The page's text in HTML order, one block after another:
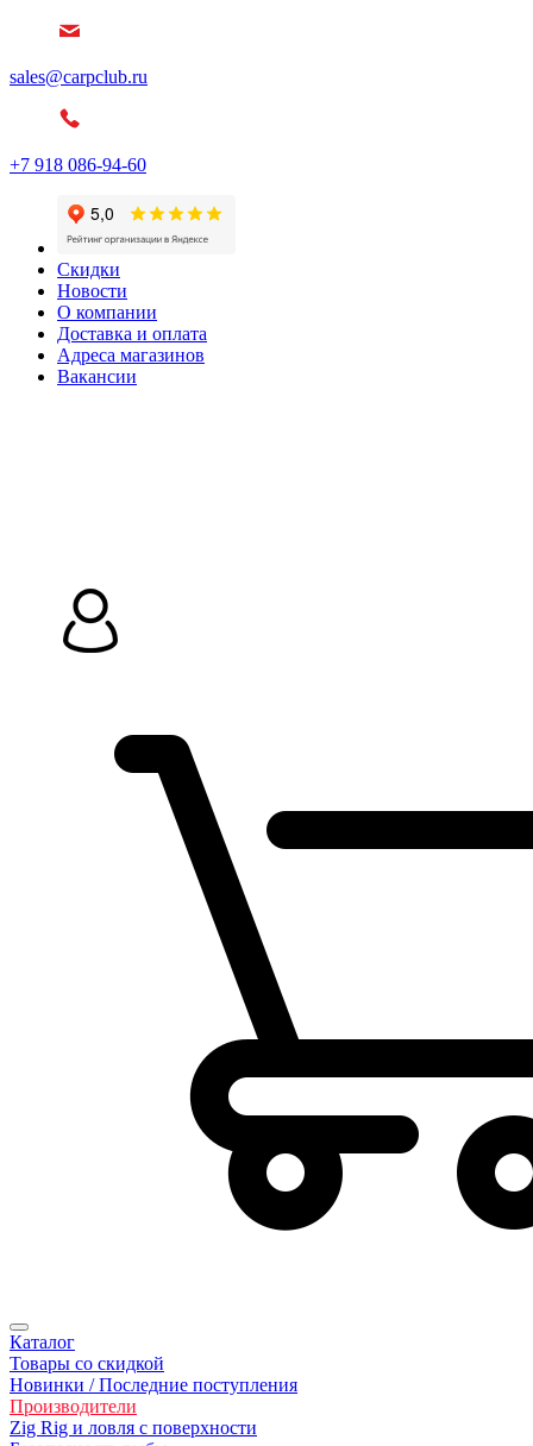
sales@carpclub.ru
+7 918 086-94-60
Скидки
Новости
О компании
Доставка и оплата
Адреса магазинов
Вакансии
Каталог
Товары со скидкой
Новинки / Последние поступления
Производители
Zig Rig и ловля с поверхности